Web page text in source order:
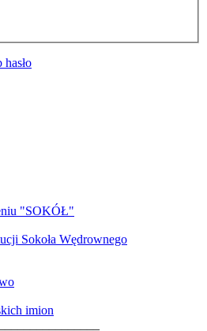
"SOKÓŁ"
Sokoła Wędrownego
imion